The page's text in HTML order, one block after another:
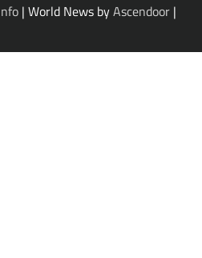
| World News byAscendoor |